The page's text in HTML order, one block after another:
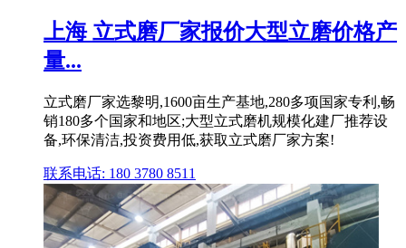
上海 立式磨厂家报价大型立磨价格产
量...
立式磨厂家选黎明,1600亩生产基地,280多项国家专利,畅
销180多个国家和地区;大型立式磨机规模化建厂推荐设
备,环保清洁,投资费用低,获取立式磨厂家方案!
联系电话: 180 3780 8511